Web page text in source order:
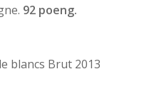
92 poeng.
blancs Brut 2013